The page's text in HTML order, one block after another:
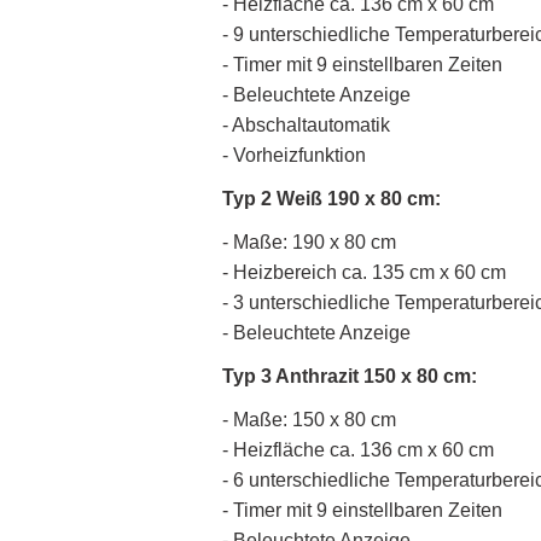
- Heizfläche ca. 136 cm x 60 cm
- 9 unterschiedliche
- Timer mit 9 einstellbaren Zeiten
- Beleuchtete Anzeige
- Abschaltautomatik
- Vorheizfunktion
Typ 2 Weiß 190 x 80 cm:
- Maße: 190 x 80 cm
- Heizbereich ca. 135 cm x 60 cm
- 3 unterschiedliche
- Beleuchtete Anzeige
Typ 3 Anthrazit 150 x 80 cm:
- Maße: 150 x 80 cm
- Heizfläche ca. 136 cm x 60 cm
- 6 unterschiedliche
- Timer mit 9 einstellbaren Zeiten